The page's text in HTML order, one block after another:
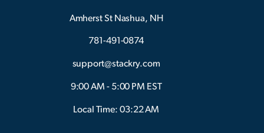
Amherst St Nashua, NH
781-491-0874
support@stackry.com
9:00 AM - 5:00 PM EST
Local Time: 03:22 AM